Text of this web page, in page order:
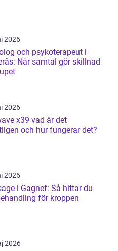
2026
och psykoterapeut i
När samtal gör skillnad
2026
vad är det
och hur fungerar det?
2026
i Gagnef: Så hittar du
för kroppen
2026